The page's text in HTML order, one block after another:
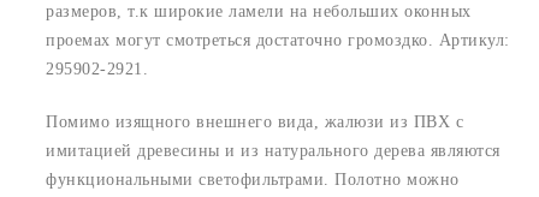
размеров, т.к широкие ламели на небольших оконных
проемах могут смотреться достаточно громоздко. Артикул:
295902-2921.
Помимо изящного внешнего вида, жалюзи из ПВХ с
имитацией древесины и из натурального дерева являются
функциональными светофильтрами. Полотно можно